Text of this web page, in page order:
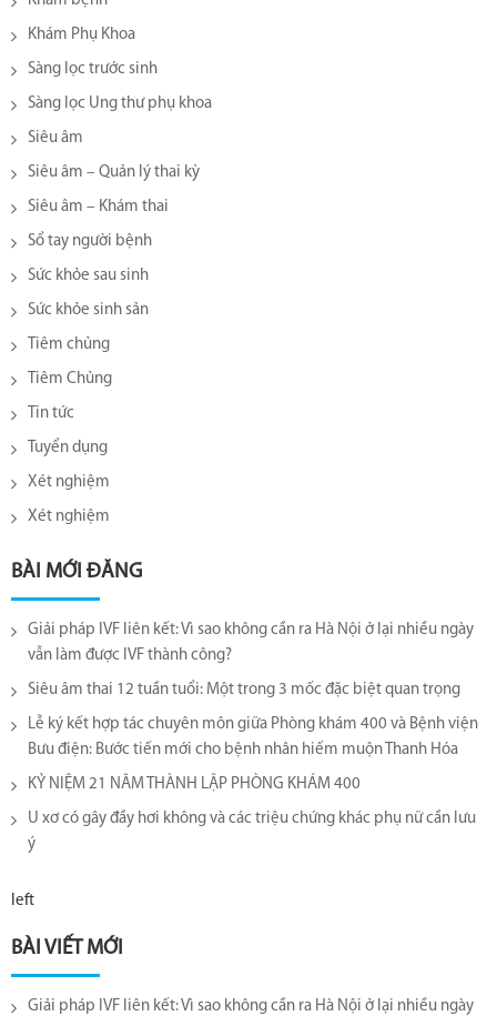
Khám Phụ Khoa
Sàng lọc trước sinh
Sàng lọc Ung thư phụ khoa
Siêu âm
Siêu âm – Quản lý thai kỳ
Siêu âm – Khám thai
Sổ tay người bệnh
Sức khỏe sau sinh
Sức khỏe sinh sản
Tiêm chủng
Tiêm Chủng
Tin tức
Tuyển dụng
Xét nghiệm
Xét nghiệm
BÀI MỚI ĐĂNG
Giải pháp IVF liên kết: Vì sao không cần ra Hà Nội ở lại nhiều ngày
vẫn làm được IVF thành công?
Siêu âm thai 12 tuần tuổi: Một trong 3 mốc đặc biệt quan trọng
Lễ ký kết hợp tác chuyên môn giữa Phòng khám 400 và Bệnh viện
Bưu điện: Bước tiến mới cho bệnh nhân hiếm muộn Thanh Hóa
KỶ NIỆM 21 NĂM THÀNH LẬP PHÒNG KHÁM 400
U xơ có gây đầy hơi không và các triệu chứng khác phụ nữ cần lưu
ý
left
BÀI VIẾT MỚI
Giải pháp IVF liên kết: Vì sao không cần ra Hà Nội ở lại nhiều ngày